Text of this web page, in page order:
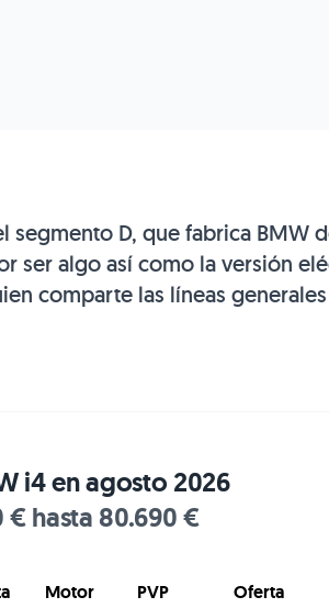
segmento D, que fabrica BMW
ser algo así como la versión
comparte las líneas
i4 en agosto 2026
€ hasta 80.690 €
Motor PVP Oferta